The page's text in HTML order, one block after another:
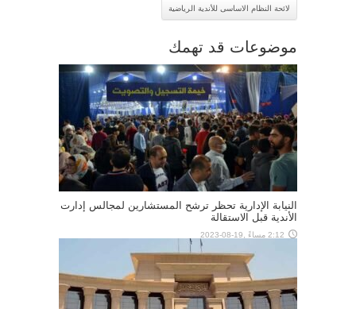
لائحة النظام الاساسى للأندية الرياضية
موضوعات قد تهمك
النيابة الإدارية تحظر ترشح المستشارين لمجالس إدارت
الأندية قبل الاستقالة
2:12 مساءً ,19-08-2023